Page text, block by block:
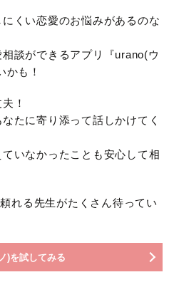
くい恋愛のお悩みがあるのな
談ができるアプリ『urano(ウ
かも！
！
たに寄り添って話しかけてく
いなかったことも安心して相
れる先生がたくさん待ってい
)を試してみる